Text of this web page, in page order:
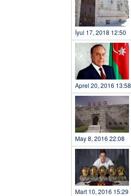
İyul 17, 2018 12:50
Aprel 20, 2016 13:58
May 8, 2016 22:08
Mart 10, 2016 15:29